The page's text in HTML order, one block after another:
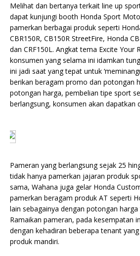
Melihat dan bertanya terkait line up
dapat kunjungi booth Honda Sport
pamerkan berbagai produk seperti
CBR150R, CB150R StreetFire, Honda
dan CRF150L. Angkat tema Excite Your
konsumen yang selama ini idamkan
ini jadi saat yang tepat untuk
berikan beragam promo dan potongan
potongan harga, pembelian tipe sport
berlangsung, konsumen akan dapatkan
Pameran yang berlangsung sejak 25
tidak hanya pamerkan jajaran produk
sama, Wahana juga gelar Honda
pamerkan beragam produk AT seperti
lain sebagainya dengan potongan harga
Ramaikan pameran, pada kesempatan
dengan kehadiran beberapa tenant
produk mandiri.